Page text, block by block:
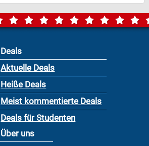
Deals
Aktuelle Deals
Heiße Deals
Meist kommentierte Deals
Deals für Studenten
Über uns